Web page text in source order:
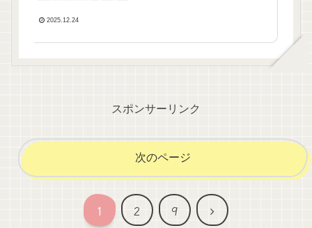
2025.12.24
スポンサーリンク
次のページ
1 2 9
次